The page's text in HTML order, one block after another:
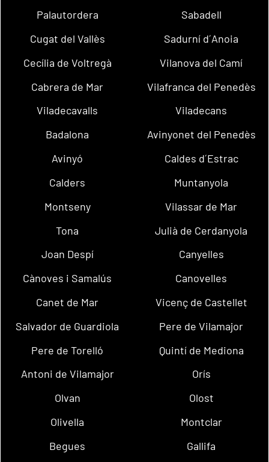
Palautordera
Sabadell
Cugat del Vallès
Sadurní d´Anoia
Cecília de Voltregà
Vilanova del Camí
Cabrera de Mar
Vilafranca del Penedès
Viladecavalls
Viladecans
Badalona
Avinyonet del Penedès
Avinyó
Caldes d´Estrac
Calders
Muntanyola
Montseny
Vilassar de Mar
Tona
Julià de Cerdanyola
Joan Despí
Canyelles
Cànoves i Samalús
Canovelles
Canet de Mar
Vicenç de Castellet
Salvador de Guardiola
Pere de Vilamajor
Pere de Torelló
Quintí de Mediona
Antoni de Vilamajor
Orís
Olvan
Olost
Olivella
Montclar
Begues
Gallifa